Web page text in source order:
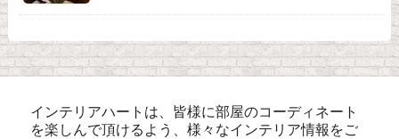
インテリアハートは、皆様に部屋のコーディネート
を楽しんで頂けるよう、様々なインテリア情報をご